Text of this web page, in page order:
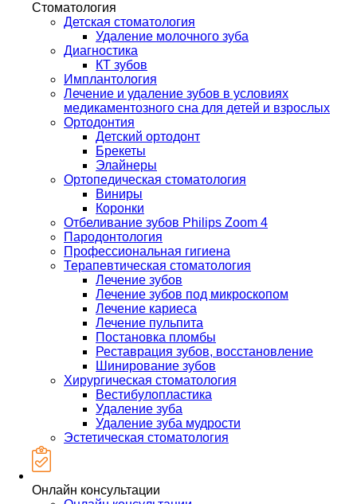
Стоматология
Детская стоматология
Удаление молочного зуба
Диагностика
КТ зубов
Имплантология
Лечение и удаление зубов в условиях
медикаментозного сна для детей и взрослых
Ортодонтия
Детский ортодонт
Брекеты
Элайнеры
Ортопедическая стоматология
Виниры
Коронки
Отбеливание зубов Philips Zoom 4
Пародонтология
Профессиональная гигиена
Терапевтическая стоматология
Лечение зубов
Лечение зубов под микроскопом
Лечение кариеса
Лечение пульпита
Постановка пломбы
Реставрация зубов, восстановление
Шинирование зубов
Хирургическая стоматология
Вестибулопластика
Удаление зуба
Удаление зуба мудрости
Эстетическая стоматология
Онлайн консультации